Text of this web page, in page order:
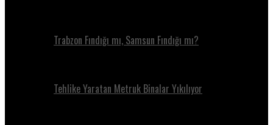
Trabzon Fındığı mı, Samsun Fındığı mı?
Tehlike Yaratan Metruk Binalar Yıkılıyor